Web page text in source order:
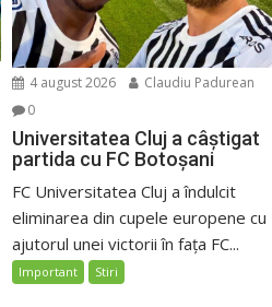
4 august 2026
Claudiu Padurean
0
Universitatea Cluj a câștigat
partida cu FC Botoșani
FC Universitatea Cluj a îndulcit
eliminarea din cupele europene cu
ajutorul unei victorii în fața FC...
Important Stiri